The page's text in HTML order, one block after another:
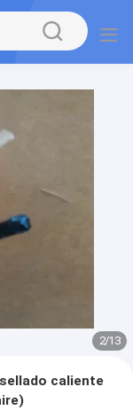
2/13
caliente